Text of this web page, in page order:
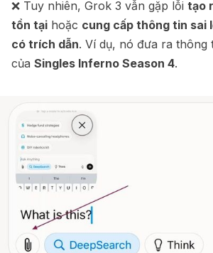
❌ Tuy nhiên, Grok 3 vẫn gặp lỗi tạo
tồn tại hoặc cung cấp thông tin sai
có trích dẫn. Ví dụ, nó đưa ra thông
của Singles Inferno Season 4.